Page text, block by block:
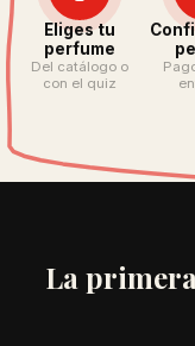
Eliges tu
perfume
Del catálogo o
con el quiz
La